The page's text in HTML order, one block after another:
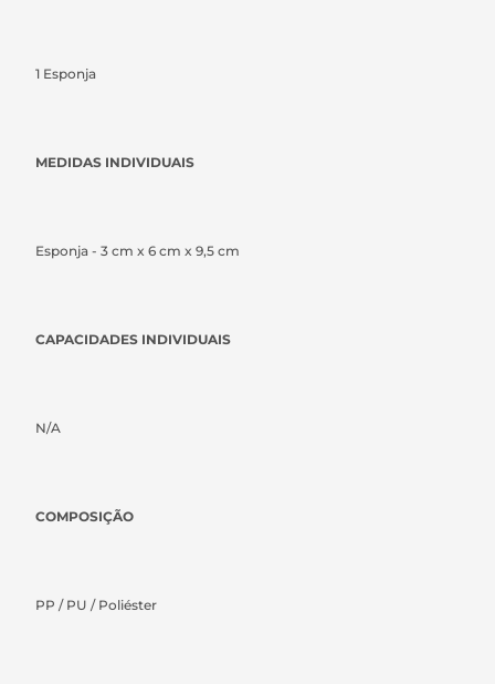
1 Esponja
MEDIDAS INDIVIDUAIS
Esponja - 3 cm x 6 cm x 9,5 cm
CAPACIDADES INDIVIDUAIS
N/A
COMPOSIÇÃO
PP / PU / Poliéster